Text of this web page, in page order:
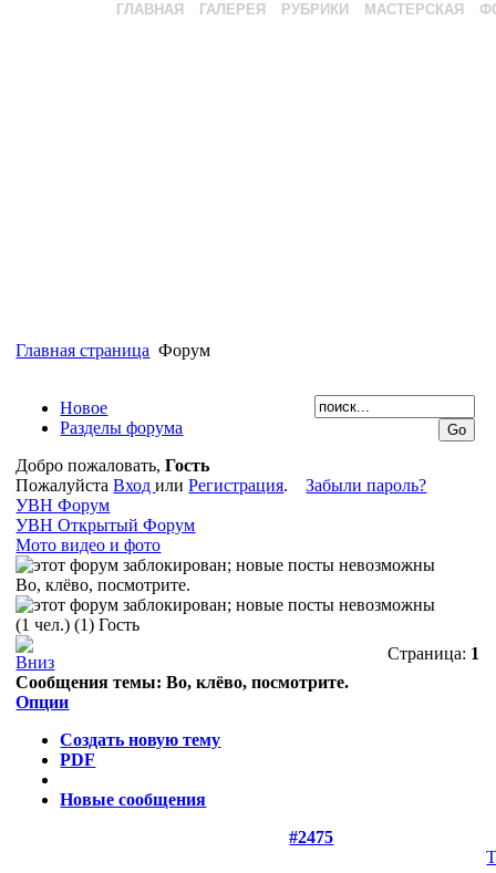
ГЛАВНАЯ ГАЛЕРЕЯ РУБРИКИ МАСТЕРСКАЯ
Главная страница Форум
Новое
Разделы форума
Добро пожаловать,Гость
ПожалуйстаВходилиРегистрация.Забыли пароль?
УВН Форум
УВН Открытый Форум
Мото видео и фото
Во, клёво, посмотрите.
(1 чел.) (1) Гость
Страница: 1
Сообщения темы: Во, клёво, посмотрите.
Опции
Создать новую тему
PDF
Новые сообщения
#2475